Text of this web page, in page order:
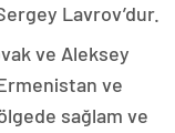
Lavrov’dur.
ve Aleksey
ve
sağlam ve